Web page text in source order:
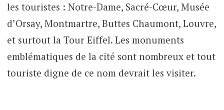
les touristes : Notre-Dame, Sacré-Cœur, Musée
d’Orsay, Montmartre, Buttes Chaumont, Louvre,
et surtout la Tour Eiffel. Les monuments
emblématiques de la cité sont nombreux et tout
touriste digne de ce nom devrait les visiter.